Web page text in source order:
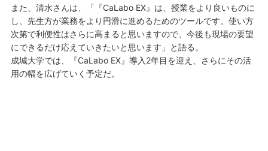
また、清水さんは、「『CaLabo EX』は、授業をより良いものに
し、先生方が業務をより円滑に進めるためのツールです。使い方
次第で利便性はさらに高まると思いますので、今後も現場の要望
にできるだけ応えていきたいと思います」と語る。
成城大学では、『CaLabo EX』導入2年目を迎え、さらにその活
用の幅を広げていく予定だ。